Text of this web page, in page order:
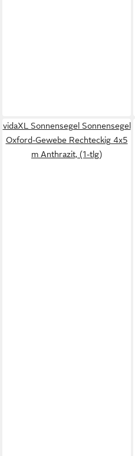
vidaXL Sonnensegel Sonnensegel
Oxford-Gewebe Rechteckig 4x5
m Anthrazit, (1-tlg)